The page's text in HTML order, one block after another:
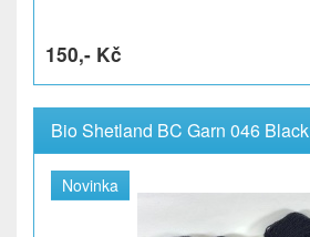
150,- Kč
Bio Shetland BC Garn 046 Black
Novinka